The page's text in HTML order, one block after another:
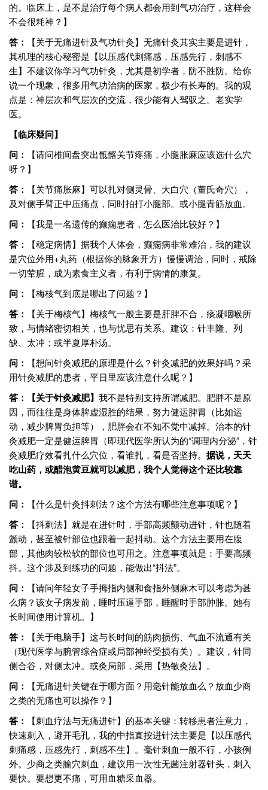
的。临床上，是不是治疗每个病人都会用到气功治疗，这样会
不会很耗神？】
答：
【关于无痛进针及气功针灸】无痛针灸其实主要是进针，
其机理的核心秘密是【以压感代刺痛感，压感先行，刺感不
生】不建议你学习气功针灸，尤其是初学者，防不胜防。给你
说一个现象，很多用气功治病的医家，极少有长寿的。我的观
点是：神层次和气层次的交流，很少能有人驾驭之。老实学
医。
【临床疑问】
问：
【请问椎间盘突出骶髂关节疼痛，小腿胀麻应该选什么穴
呀？】
答：
【关节痛胀麻】可以扎对侧灵骨、大白穴（董氏奇穴），
及对侧手臂正中压痛点，同时拍打小腿部。或小腿青筋放血。
问： 【我是一名遗传的癫痫患者，怎么医治比较好？】
答：
【稳定病情】据我个人体会，癫痫病非常难治，我的建议
是穴位外用+丸药（根据你的脉象开方）慢慢调治，同时，戒除
一切荤腥，成为素食主义者，有利于病情的康复。
问： 【梅核气到底是哪出了问题？】
答：
【关于梅核气】梅核气一般主要是肝脾不合，痰凝咽喉所
致，与情绪密切相关，也与忧思有关系。建议：针丰隆、列
缺、太冲；或半夏厚朴汤。
问：
【想问针灸减肥的原理是什么？针灸减肥的效果好吗？采
用针灸减肥的患者，平日里应该注意什么呢？】
答：【关于针灸减肥】 我不是特别支持所谓减肥。肥胖不是原
因，而往往是身体脾虚湿胜的结果，努力健运脾胃（比如运
动，减少脾胃负担等），肥胖会在不知不觉中减掉。治本的针
灸减肥一定是健运脾胃（即现代医学所认为的“调理内分泌”，针
灸减肥疗效看扎什么穴位，看谁扎，看是否坚持。 据说，天天
吃山药，或醋泡黄豆就可以减肥，我个人觉得这个还比较靠
谱。
问：
【什么是针灸抖刺法？这个方法有哪些注意事项呢？】
答：
【抖刺法】就是在进针时，手部高频颤动进针，针也随着
颤动，甚至被针部位也跟着一起抖动。这个方法主要用在腹
部，其他肉较松软的部位也可用之。注意事项就是：手要高频
抖。这个涉及到练功的问题，能做出“抖法”。
问：
【请问年轻女子手拇指内侧和食指外侧麻木可以考虑为甚
么病？该女子病发前，睡时压逼手部，睡醒时手部肿胀。她有
长时间使用计算机。】
答：
【关于电脑手】这与长时间的筋肉损伤、气血不流通有关
（现代医学与腕管综合症或局部神经受损有关）。建议，针同
侧合谷，对侧太冲。或灸局部，采用【热敏灸法】。
问：
【无痛进针关键在于哪方面？用毫针能放血么？放血少商
之类的无痛也可以操作？】
答：
【刺血疗法与无痛进针】的基本关键：转移患者注意力，
快速刺入，避开毛孔，我的中指直按进针法主要是【以压感代
刺痛感，压感先行，刺感不生】。毫针刺血一般不行，小孩例
外。少商之类腧穴刺血，建议用一次性无菌注射器针头，刺入
要快。要想更不痛，可用血糖采血器。